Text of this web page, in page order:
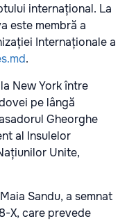
internațional. La
este membră a
Internaționale a
.
New York între
pe lângă
Gheorghe
al Insulelor
Unite,
Sandu, a semnat
X, care prevede